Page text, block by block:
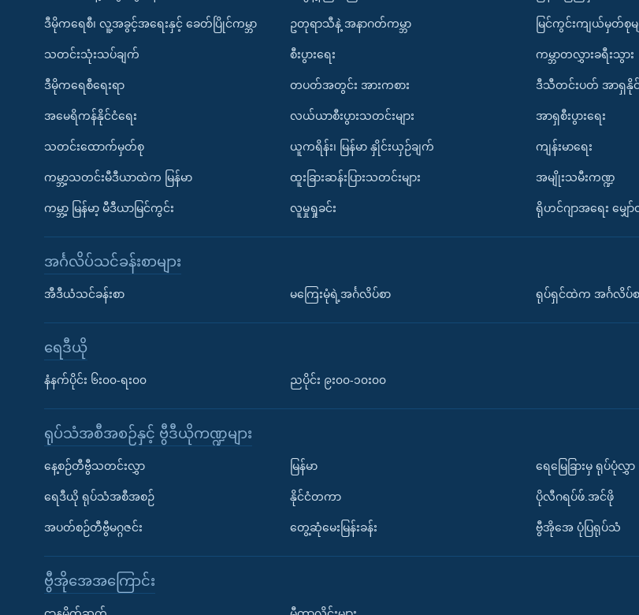
ဒီမိုကရေစီ၊ လူ့အခွင့်အရေးနှင့် ခေတ်ပြိုင်ကမ္ဘာ
သတင်းသုံးသပ်ချက်
ဒီမိုကရေစီရေးရာ
အမေရိကန်နိုင်ငံရေး
သတင်းထောက်မှတ်စု
ကမ္ဘာ့သတင်းမီဒီယာထဲက မြန်မာ
ကမ္ဘာ့ မြန်မာ့ မီဒီယာမြင်ကွင်း
ဥတုရာသီနဲ့ အနာဂတ်ကမ္ဘာ
စီးပွားရေး
တပတ်အတွင်း အားကစား
လယ်ယာစီးပွားသတင်းများ
ယူကရိန်း၊ မြန်မာ နှိုင်းယှဉ်ချက်
ထူးခြားဆန်းပြားသတင်းများ
လူမှုရှုခင်း
မြင်ကွင်းကျယ်မှတ်စုမျ
ကမ္ဘာတလွှားခရီးသွား
ဒီသီတင်းပတ် အာရှနိုင်
အာရှစီးပွားရေး
ကျန်းမာရေး
အမျိုးသမီးကဏ္ဍ
ရိုဟင်ဂျာအရေး မျှေ
အင်္ဂလိပ်သင်ခန်းစာများ
အီဒီယံသင်ခန်းစာ မကြေးမုံရဲ့အင်္ဂလိပ်စာ ရုပ်ရှင်ထဲက အင်္ဂလိပ်စ
ရေဒီယို
နံနက်ပိုင်း ၆း၀၀-ရး၀၀ ညပိုင်း ၉း၀၀-၁၀း၀၀
ရုပ်သံအစီအစဉ်နှင့် ဗွီဒီယိုကဏ္ဍများ
နေ့စဉ်တီဗွီသတင်းလွှာ
ရေဒီယို ရုပ်သံအစီအစဉ်
အပတ်စဉ်တီဗွီမဂ္ဂဇင်း
မြန်မာ
နိုင်ငံတကာ
တွေ့ဆုံမေးမြန်းခန်း
ရေမြေခြားမှ ရုပ်ပုံလွှာ
ပိုလီဂရပ်ဖ်.အင်ဖို
ဗွီအိုအေ ပုံပြရုပ်သံ
ဗွီအိုအေအကြောင်း